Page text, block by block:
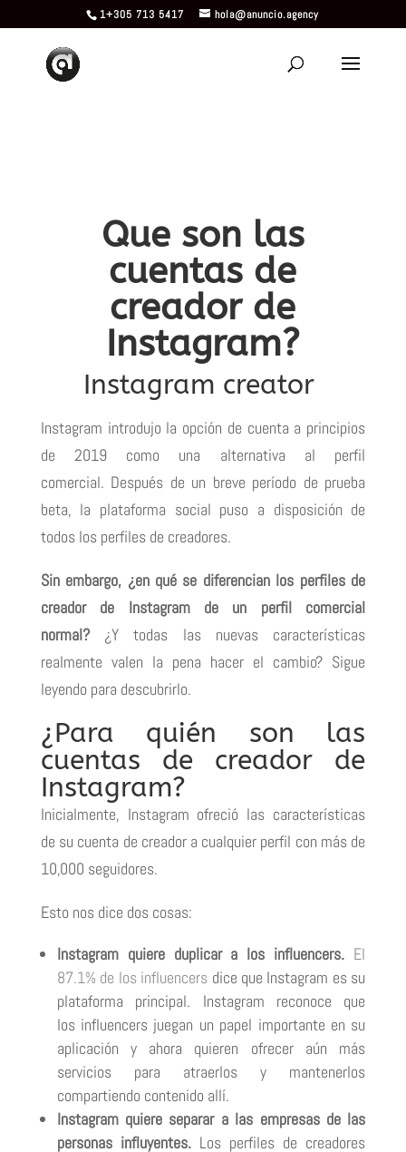
1+305 713 5417 hola@anuncio.agency
Que son las
cuentas de
creador de
Instagram?
Instagram creator
Instagram introdujo la opción de cuenta a principios
de 2019 como una alternativa al perfil
comercial. Después de un breve período de prueba
beta, la plataforma social puso a disposición de
todos los perfiles de creadores.
Sin embargo, ¿en qué se diferencian los perfiles de
creador de Instagram de un perfil comercial
normal?
¿Y todas las nuevas características
realmente valen la pena hacer el cambio? Sigue
leyendo para descubrirlo.
¿Para quién son las
cuentas de creador de
Instagram?
Inicialmente, Instagram ofreció las características
de su cuenta de creador a cualquier perfil con más de
10,000 seguidores.
Esto nos dice dos cosas:
Instagram quiere duplicar a los influencers. El
87.1% de los influencers dice que Instagram es su
plataforma principal.
Instagram reconoce que
los influencers juegan un papel importante en su
aplicación
y ahora quieren ofrecer aún más
servicios para atraerlos y mantenerlos
compartiendo contenido allí.
Instagram quiere separar a las empresas de las
personas influyentes. Los perfiles de creadores